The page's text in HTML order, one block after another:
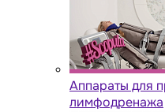
Аппараты для
лимфодренажа